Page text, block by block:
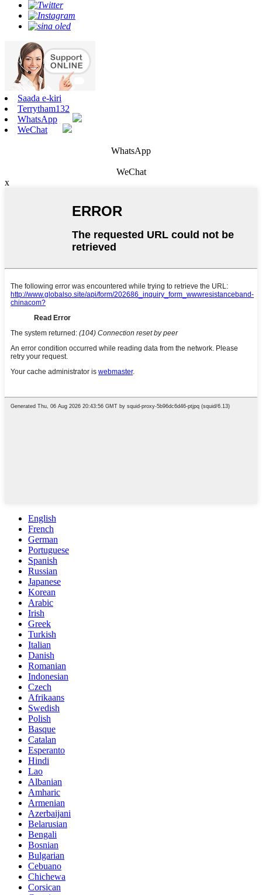
Saada e-kiri
Terrytham132
WhatsApp
WeChat
WhatsApp
WeChat
x
English
French
German
Portuguese
Spanish
Russian
Japanese
Korean
Arabic
Irish
Greek
Turkish
Italian
Danish
Romanian
Indonesian
Czech
Afrikaans
Swedish
Polish
Basque
Catalan
Esperanto
Hindi
Lao
Albanian
Amharic
Armenian
Azerbaijani
Belarusian
Bengali
Bosnian
Bulgarian
Cebuano
Chichewa
Corsican